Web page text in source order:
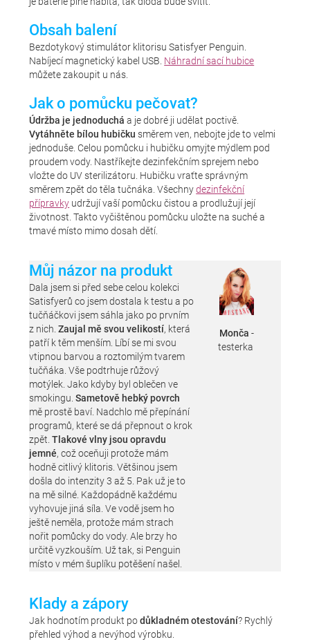
Obsah balení
Bezdotykový stimulátor klitorisu Satisfyer Penguin.
Nabíjecí magnetický kabel USB. Náhradní sací hubice
můžete zakoupit u nás.
Jak o pomůcku pečovat?
Údržba je jednoduchá a je dobré ji udělat poctivě.
Vytáhněte bílou hubičku směrem ven, nebojte jde to velmi
jednoduše. Celou pomůcku i hubičku omyjte mýdlem pod
proudem vody. Nastříkejte dezinfekčním sprejem nebo
vložte do UV sterilizátoru. Hubičku vraťte správným
směrem zpět do těla tučnáka. Všechnydezinfekční
přípravky udržují vaší pomůcku čistou a prodlužují její
životnost. Takto vyčištěnou pomůcku uložte na suché a
tmavé místo mimo dosah dětí.
Můj názor na produkt
Dala jsem si před sebe celou kolekci
Satisfyerů co jsem dostala k testu a po
tučňáčkovi jsem sáhla jako po prvním
z nich.Zaujal mě svou velikostí, která
patří k těm menším. Líbí se mi svou
vtipnou barvou a roztomilým tvarem
tučňáka. Vše podtrhuje růžový
motýlek. Jako kdyby byl oblečen ve
smokingu.Sametově hebký povrch
mě prostě baví. Nadchlo mě přepínání
programů, které se dá přepnout o krok
zpět.Tlakové vlny jsou opravdu
jemné, což oceňuji protože mám
hodně citlivý klitoris. Většinou jsem
došla do intenzity 3 až 5. Pak už je to
na mě silné. Každopádně každému
vyhovuje jiná síla. Ve vodě jsem ho
ještě neměla, protože mám strach
nořit pomůcky do vody. Ale brzy ho
určitě vyzkouším. Už tak, si Penguin
místo v mém šuplíku potěšení našel.
Monča -
testerka
Klady a zápory
Jak hodnotím produkt podůkladném otestování? Rychlý
přehled výhod a nevýhod výrobku.